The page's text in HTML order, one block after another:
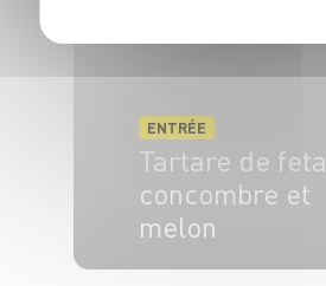
ENTRÉE
Tartare de feta
concombre et
melon